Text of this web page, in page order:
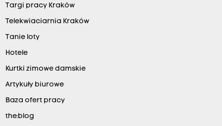
Targi pracy Kraków
Telekwiaciarnia Kraków
Tanie loty
Hotele
Kurtki zimowe damskie
Artykuły biurowe
Baza ofert pracy
the:blog